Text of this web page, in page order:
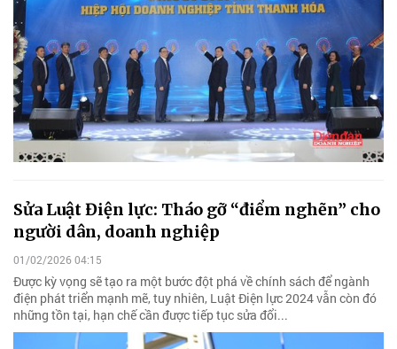
Sửa Luật Điện lực: Tháo gỡ “điểm nghẽn” cho
người dân, doanh nghiệp
01/02/2026 04:15
Được kỳ vọng sẽ tạo ra một bước đột phá về chính sách để ngành
điện phát triển mạnh mẽ, tuy nhiên, Luật Điện lực 2024 vẫn còn đó
những tồn tại, hạn chế cần được tiếp tục sửa đổi...